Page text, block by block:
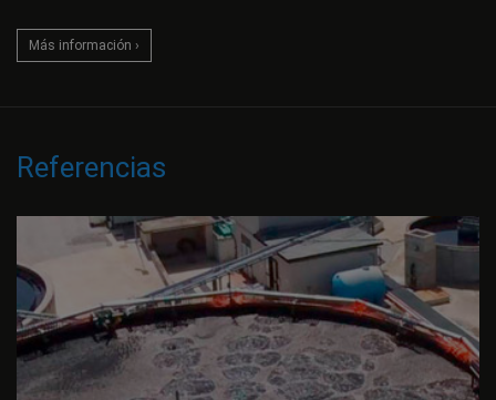
Más información ›
Referencias